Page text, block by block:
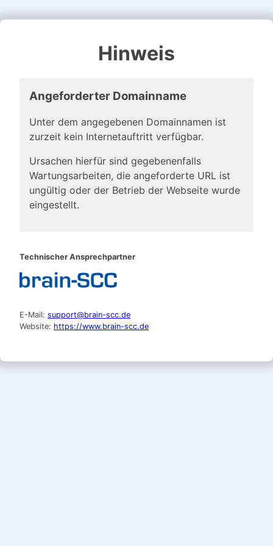
Hinweis
Angeforderter Domainname
Unter dem angegebenen Domainnamen ist
zurzeit kein Internetauftritt verfügbar.
Ursachen hierfür sind gegebenenfalls
Wartungsarbeiten, die angeforderte URL ist
ungültig oder der Betrieb der Webseite wurde
eingestellt.
Technischer Ansprechpartner
E-Mail: support@brain-scc.de
Website: https://www.brain-scc.de